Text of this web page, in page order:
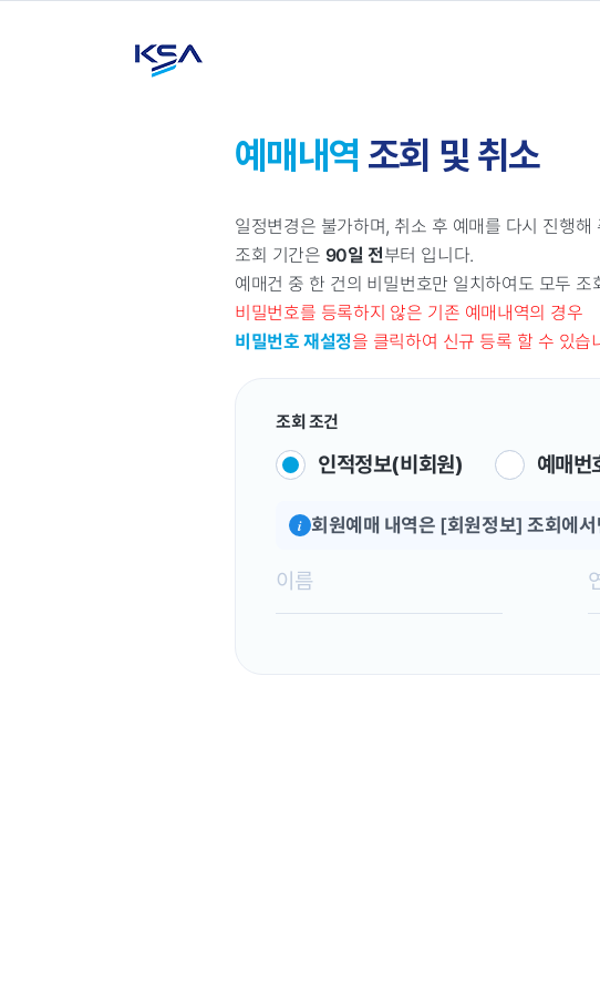
예매내역 조회 및 취소
일정변경은 불가하며, 취소 후 예매를 다시 진행해
조회 기간은 90일 전부터 입니다.
예매건 중 한 건의 비밀번호만 일치하여도 모두 조
비밀번호를 등록하지 않은 기존 예매내역의 경우
비밀번호 재설정을 클릭하여 신규 등록 할 수 있습
조회 조건
인적정보(비회원) 예매번
i 회원예매 내역은 [회원정보] 조회에